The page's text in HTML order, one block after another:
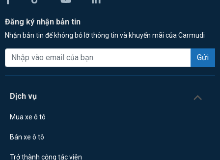
Đăng ký nhận bản tin
Nhận bản tin để không bỏ lỡ thông tin và khuyến mãi của Carmudi
Gửi
Dịch vụ
Mua xe ô tô
Bán xe ô tô
Trở thành cộng tác viên